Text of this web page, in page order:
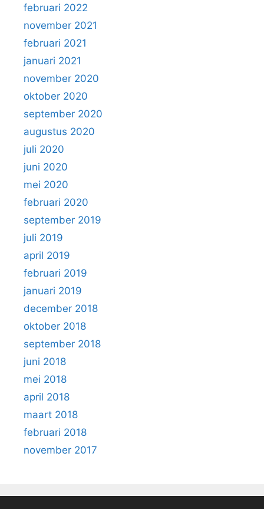
februari 2022
november 2021
februari 2021
januari 2021
november 2020
oktober 2020
september 2020
augustus 2020
juli 2020
juni 2020
mei 2020
februari 2020
september 2019
juli 2019
april 2019
februari 2019
januari 2019
december 2018
oktober 2018
september 2018
juni 2018
mei 2018
april 2018
maart 2018
februari 2018
november 2017